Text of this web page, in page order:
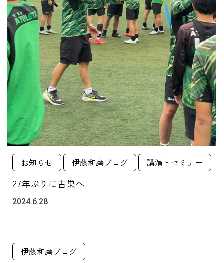
お知らせ 伊藤和磨ブログ 講演・セミナー
27年ぶりに古巣へ
2024.6.28
伊藤和磨ブログ